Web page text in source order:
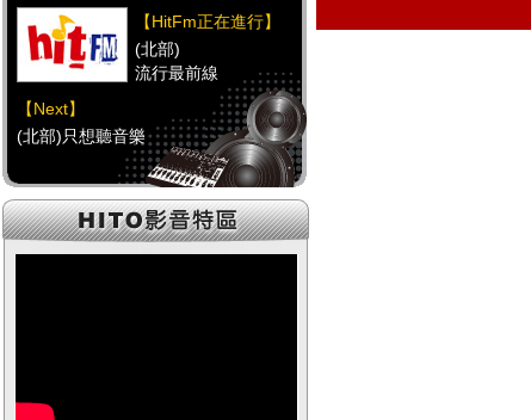
最專業《DJ推薦》好音樂千萬別錯過！
好康報報 最新優惠訊息都在這！
【HitFm正在進行】
(北部)
流行最前線
【Next】
(北部)只想聽音樂
【HitFm正在進行】
(中部)